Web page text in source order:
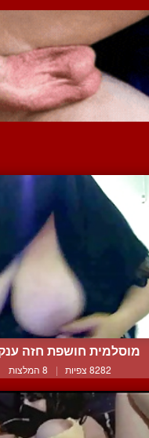
מוסלמית חושפת חזה ענק
8282 צפיות | 8 המלצות